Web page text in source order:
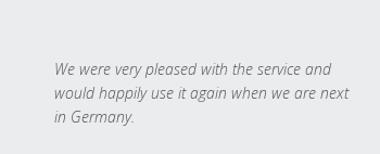
We were very pleased with the service and
would happily use it again when we are next
in Germany.